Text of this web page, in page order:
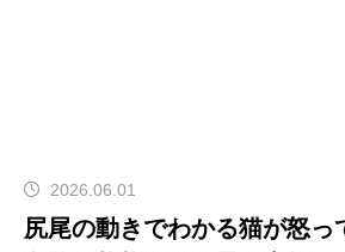
2026.06.01
尻尾の動きでわかる猫が怒っ